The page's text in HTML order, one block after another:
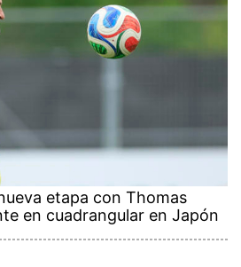
etapa con Thomas
en cuadrangular en Japón